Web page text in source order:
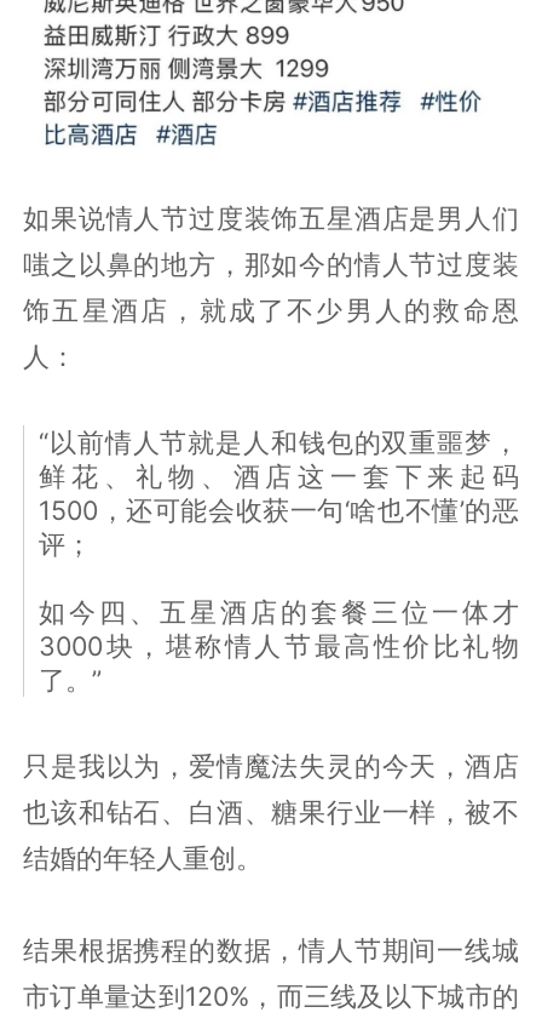
如果说情人节过度装饰五星酒店是男人们
嗤之以鼻的地方，那如今的情人节过度装
饰五星酒店，就成了不少男人的救命恩
人：
“以前情人节就是人和钱包的双重噩梦，
鲜花、礼物、酒店这一套下来起码
1500，还可能会收获一句‘啥也不懂’的恶
评；
如今四、五星酒店的套餐三位一体才
3000块，堪称情人节最高性价比礼物
了。”
只是我以为，爱情魔法失灵的今天，酒店
也该和钻石、白酒、糖果行业一样，被不
结婚的年轻人重创。
结果根据携程的数据，情人节期间一线城
市订单量达到120%，而三线及以下城市的